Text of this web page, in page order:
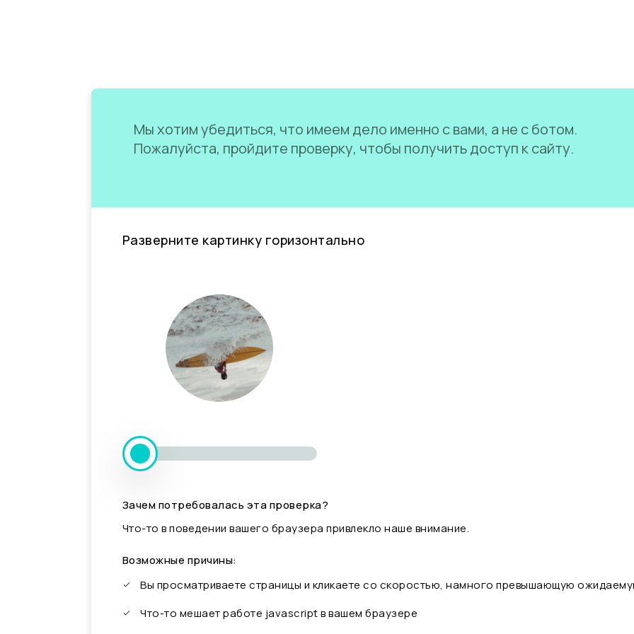
Мы хотим убедиться, что имеем дело именно с вами, а не с ботом.
Пожалуйста, пройдите проверку, чтобы получить доступ к сайту.
Разверните картинку горизонтально
Зачем потребовалась эта проверка?
Что-то в поведении вашего браузера привлекло наше внимание.
Возможные причины:
Вы просматриваете страницы и кликаете со скоростью, намного превышающую
Что-то мешает работе javascript в вашем браузере